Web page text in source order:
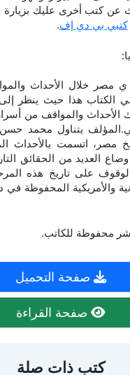
عن كتب أخرى عليك بزيارة
كتبي بي دي إف.
مصر خلال الأحداث
الكتاب هذا حيث ينظر إلى
الأحداث والمواقف من
يتناول محمد
مصر، اتسمت بالأحداث
وضاع العديد من الحقائق
على تاريخ هذه
والأمريكية المحفوظة في
محفوظة للكاتب.
صفحة التحميل
صفحة القراءة
كتب ذات صلة